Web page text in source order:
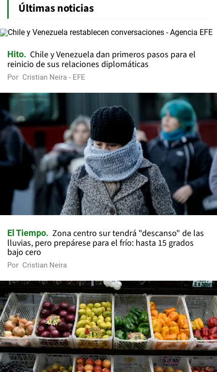
Últimas noticias
Hito
Chile y Venezuela dan primeros pasos para el
reinicio de sus relaciones diplomáticas
Por Cristian Neira - EFE
El Tiempo
Zona centro sur tendrá "descanso" de las
lluvias, pero prepárese para el frío: hasta 15 grados
bajo cero
Por Cristian Neira